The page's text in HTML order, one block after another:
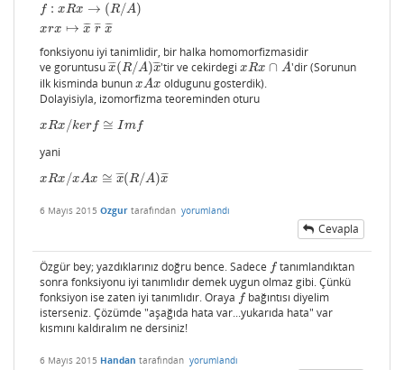
f : xRx → (R/A)
xrx ↦ x
¯¯
¯ r
¯¯ x
¯¯
¯
fonksiyonu iyi tanimlidir, bir halka homomorfizmasidir
ve goruntusux
¯¯
¯(R/A)x
¯¯
¯
x¯(R/A)x¯ 'tir ve cekirdegixRx ∩ A
xRx∩ A
'dir (Sorunun
ilk kisminda bunun xAx
xAx
oldugunu gosterdik).
Dolayisiyla, izomorfizma teoreminden oturu
xRx /ker f ≅ Imf
xRx/kerf ≅Imf
yani
x Rx /x Ax ≅x
¯¯
¯(R/A)x
¯¯
¯
xRx/xAx≅x¯(R/A)x¯
6 Mayıs 2015 Ozgur tarafından yorumlandı
Cevapla
Özgür bey; yazdıklarınız doğru bence. Sadece f
f tanımlandıktan
sonra fonksiyonu iyi tanımlıdır demek uygun olmaz gibi. Çünkü
fonksiyon ise zaten iyi tanımlıdır. Oraya f
f bağıntısı diyelim
isterseniz. Çözümde "aşağıda hata var...yukarıda hata" var
kısmını kaldıralım ne dersiniz!
6 Mayıs 2015 Handan tarafından yorumlandı